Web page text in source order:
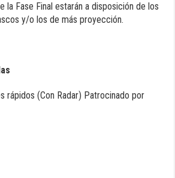
la Fase Final estarán a disposición de los
y/o los de más proyección.
rápidos (Con Radar) Patrocinado por